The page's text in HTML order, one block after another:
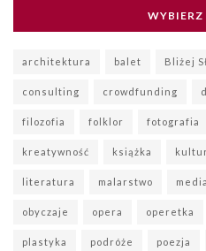
WYBIERZ
architektura balet Bliżej
consulting crowdfunding
filozofia folklor fotografia
kreatywność książka
literatura malarstwo media
obyczaje opera operetka
plastyka podróże poezja